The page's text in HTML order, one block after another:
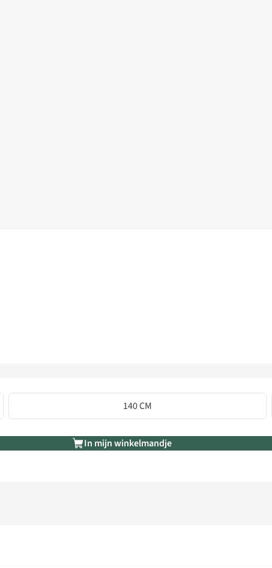
140 CM
In mijn winkelmandje